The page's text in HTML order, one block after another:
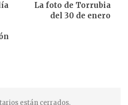
La foto de Torrubia
del 30 de enero
están cerrados.